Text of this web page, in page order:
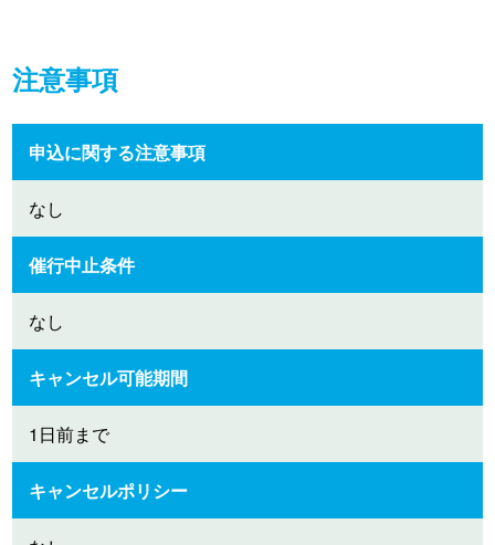
注意事項
申込に関する注意事項
なし
催行中止条件
なし
キャンセル可能期間
1日前まで
キャンセルポリシー